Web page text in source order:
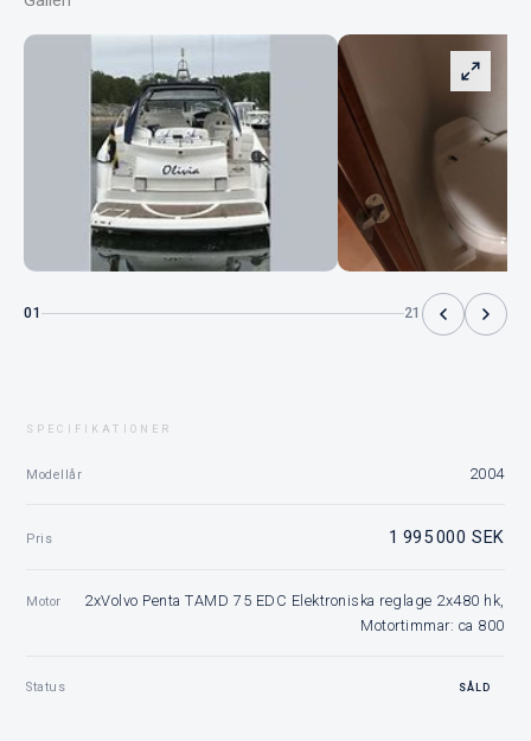
01 21
SPECIFIKATIONER
Modellår 2004
Pris 1 995 000 SEK
Motor
2xVolvo Penta TAMD 75 EDC Elektroniska reglage 2x480 hk,
Motortimmar: ca 800
Status SÅLD